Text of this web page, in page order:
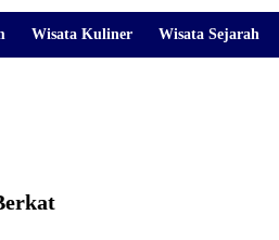
Wisata Kuliner Wisata Sejarah